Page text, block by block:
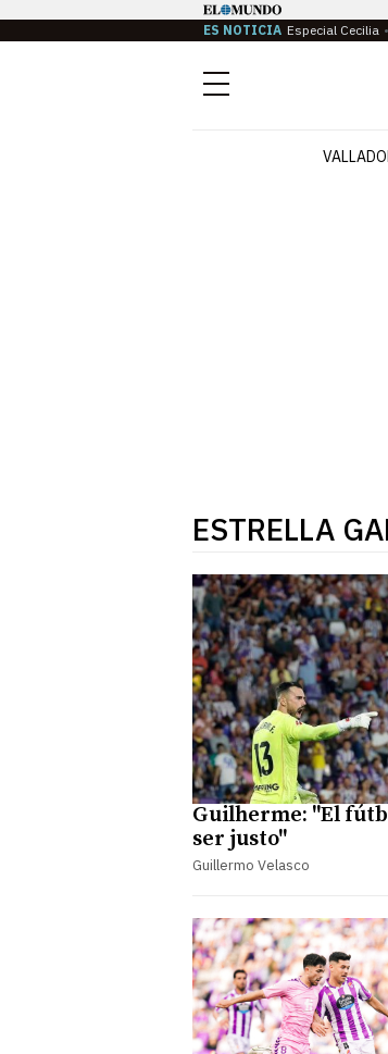
ES NOTICIA Especial Cecilia
Menú
ESTRELLA
Guilherme: "El
ser justo"
Guillermo Velasco